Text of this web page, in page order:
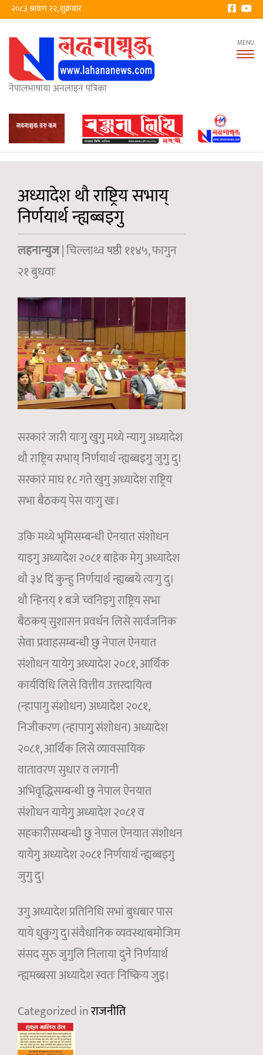
२०८३ श्रावण २२, शुक्रबार
नेपालभाषाया अनलाइन पत्रिका
अध्यादेश थौ राष्ट्रिय सभाय्
निर्णयार्थ न्ह्यब्बइगु
लहनान्युज| चिल्लाथ्व षष्ठी ११४५, फागुन
२१ बुधवाः
सरकारं जारी याःगु खुगु मध्ये न्यागु अध्यादेश
थौ राष्ट्रिय सभाय् निर्णयार्थ न्ह्यब्बइगु जुगु दु।
सरकारं माघ १८ गते खुगु अध्यादेश राष्ट्रिय
सभा बैठकय् पेस याःगु खः।
उकि मध्ये भूमिसम्बन्धी ऐनयात संशोधन
याइगु अध्यादेश २०८१ बाहेक मेगु अध्यादेश
थौ ३४ दिं कुन्हु निर्णयार्थ न्ह्यब्बये त्यःगु दु।
थौ न्हिनय् १ बजे च्वनिइगु राष्ट्रिय सभा
बैठकय् सुशासन प्रवर्धन लिसे सार्वजनिक
सेवा प्रवाहसम्बन्धी छु नेपाल ऐनयात
संशोधन यायेगु अध्यादेश २०८१, आर्थिक
कार्यविधि लिसे वित्तीय उत्तरदायित्व
(न्हापागु संशोधन) अध्यादेश २०८१,
निजीकरण (न्हापागु संशोधन) अध्यादेश
२०८१, आर्थिक लिसे व्यावसायिक
वातावरण सुधार व लगानी
अभिवृद्धिसम्बन्धी छु नेपाल ऐनयात
संशोधन यायेगु अध्यादेश २०८१ व
सहकारीसम्बन्धी छु नेपाल ऐनयात संशोधन
यायेगु अध्यादेश २०८१ निर्णयार्थ न्ह्यब्बइगु
जुगु दु।
उगु अध्यादेश प्रतिनिधि सभां बुधबार पास
याये धुकुगु दु।संवैधानिक व्यवस्थाबमोजिम
संसद सुरु जुगुलि निलाया दुने निर्णयार्थ
न्ह्यमब्बसा अध्यादेश स्वतः निष्क्रिय जुइ।
Categorized inराजनीति